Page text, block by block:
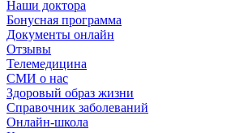
Наши доктора
Бонусная программа
Документы онлайн
Отзывы
Телемедицина
СМИ о нас
Здоровый образ жизни
Справочник заболеваний
Онлайн-школа